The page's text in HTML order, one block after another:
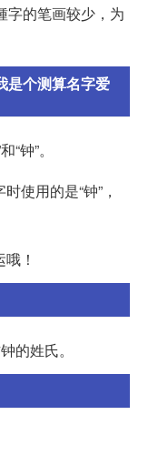
字的笔画较少，为
是个测算名字爱
钟”。
使用的是“钟”，
！
的姓氏。